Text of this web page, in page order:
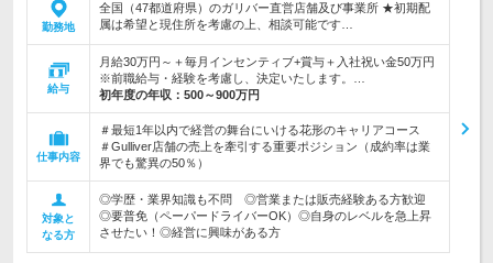
勤務地
全国（47都道府県）のガリバー直営店舗及び事業所 ★初期配
属は希望と現住所を考慮の上、相談可能です…
給与
月給30万円～＋毎月インセンティブ+賞与＋入社祝い金50万円
※前職給与・経験を考慮し、決定いたします。…
初年度の年収： 500～900万円
仕事内容
＃最短1年以内で経営の舞台にいける花形のキャリアコース
＃Gulliver店舗の売上を牽引する重要ポジション（成約率は業
界でも驚異の50％）
対象と
なる方
◎学歴・業界知識も不問 ◎営業または販売経験ある方歓迎
◎要普免（ペーパードライバーOK）◎自身のレベルを急上昇
させたい！◎経営に興味がある方